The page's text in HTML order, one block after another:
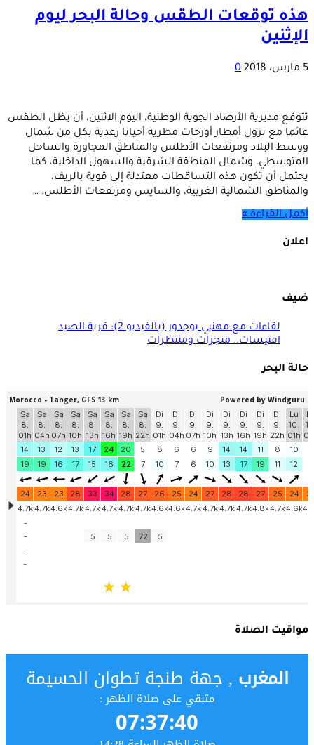
هذه توقعات الطقس وحالة البحر ليوم
الإثنين
5 مارس، 2018 0
تتوقع مديرية الأرصاد الجوية الوطنية، اليوم الاثنين، أن يظل الطقس
غائما مع نزول أمطار أوزخات مطرية أحيانا رعدية بكل من شمال
ووسط البلاد ومرتفعات الأطلس والمناطق المجاورة والساحل
المتوسطي، وشمال المنطقة الشرقية والسهول الداخلية، كما
يحتمل أن تكون هذه التساقطات معتدلة إلى قوية بالريف،
والمناطق الشمالية الغربية، والسايس ومرتفعات الأطلس. …
أكمل القراءة »
اعلان
ضيف
لقاءات مع مهنيي بوجدور (بالفيديو 2): قرية الصيد
افتيسات.. منجزات ومنتظرات
حالة البحر
مواقيت الصلاة